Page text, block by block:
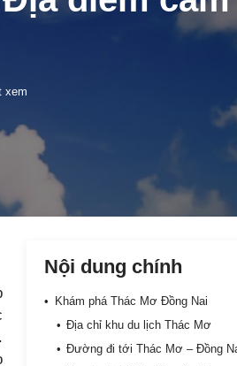
xem
Nội dung chính
Khám phá Thác Mơ Đồng Nai
Địa chỉ khu du lịch Thác Mơ
Đường đi tới Thác Mơ – Đồng